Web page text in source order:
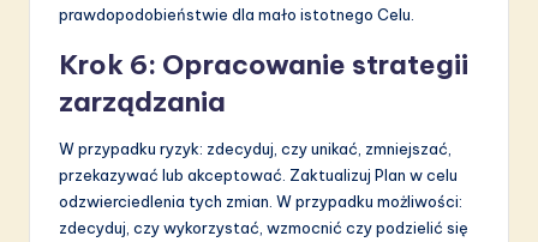
prawdopodobieństwie dla mało istotnego Celu.
Krok 6: Opracowanie strategii
zarządzania
W przypadku ryzyk: zdecyduj, czy unikać, zmniejszać,
przekazywać lub akceptować. Zaktualizuj Plan w celu
odzwierciedlenia tych zmian. W przypadku możliwości:
zdecyduj, czy wykorzystać, wzmocnić czy podzielić się